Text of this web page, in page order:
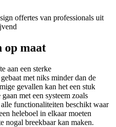
offertes van professionals uit
op maat
aan een sterke
met niks minder dan de
gevallen kan het een stuk
met een systeem zoals
functionaliteiten beschikt waar
heleboel in elkaar moeten
nogal breekbaar kan maken.